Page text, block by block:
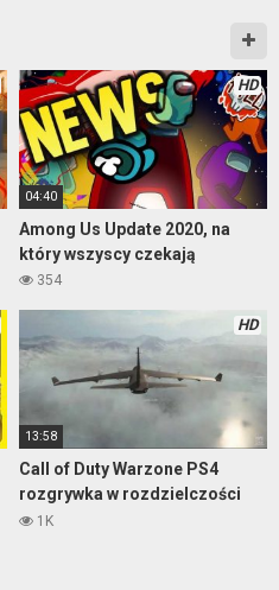
HD
04:40
Among Us Update 2020, na
który wszyscy czekają
354
HD
13:58
Call of Duty Warzone PS4
rozgrywka w rozdzielczości
1080p i 60fps
1K